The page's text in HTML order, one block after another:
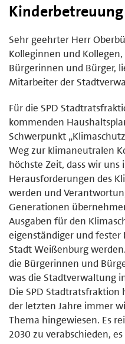
Kinderbetreuung
Sehr geehrter Herr
Kolleginnen und
Bürgerinnen und Bürger,
Mitarbeiter der
Für die SPD
kommenden
Schwerpunkt
Weg zur klimaneutralen
höchste Zeit, dass wir
Herausforderungen des
werden und
Generationen
Ausgaben für den
eigenständiger und
Stadt Weißenburg
die Bürgerinnen und
was die Stadtverwaltung
Die SPD
der letzten Jahre immer
Thema hingewiesen. Es
2030 zu verabschieden,